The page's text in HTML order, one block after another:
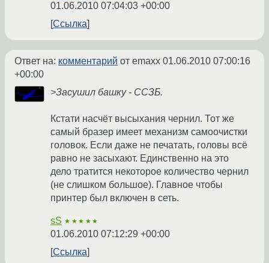
01.06.2010 07:04:03 +00:00
Ссылка
Ответ на: комментарий от emaxx 01.06.2010 07:00:16
+00:00
>Засушил башку - ССЗБ.
Кстати насчёт высыхания чернил. Тот же
самый бразер имеет механизм самоочистки
головок. Если даже не печатать, головы всё
равно не засыхают. Единственно на это
дело тратится некоторое количество чернил
(не слишком большое). Главное чтобы
принтер был включен в сеть.
sS ★★★★★
01.06.2010 07:12:29 +00:00
Ссылка